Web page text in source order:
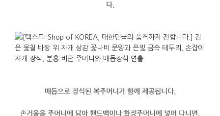
다.
매듭으로 장식된 복주머니가 함께 제공됩니다.
손거울을 주머니에 담아 핸드백이나 화장주머니에 넣어 다니면